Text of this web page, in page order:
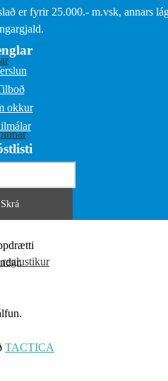
er fyrir 25.000.- m.vsk, annars
okkur
TACTICA